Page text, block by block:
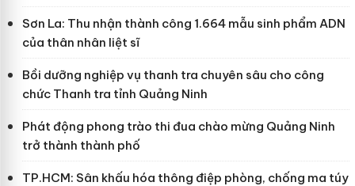
Sơn La: Thu nhận thành công 1.664 mẫu sinh phẩm ADN
của thân nhân liệt sĩ
Bồi dưỡng nghiệp vụ thanh tra chuyên sâu cho công
chức Thanh tra tỉnh Quảng Ninh
Phát động phong trào thi đua chào mừng Quảng Ninh
trở thành thành phố
TP.HCM: Sân khấu hóa thông điệp phòng, chống ma túy